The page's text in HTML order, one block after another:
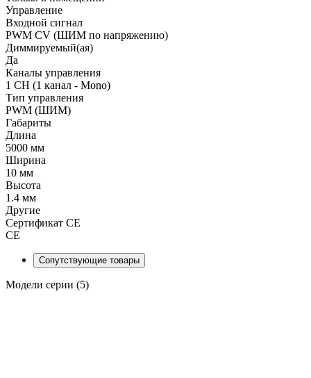
Управление
Входной сигнал
PWM СV (ШИМ по напряжению)
Диммируемый(ая)
Да
Каналы управления
1 CH (1 канал - Mono)
Тип управления
PWM (ШИМ)
Габариты
Длина
5000 мм
Ширина
10 мм
Высота
1.4 мм
Другие
Сертификат CE
CE
Сопутствующие товары
Модели серии (5)